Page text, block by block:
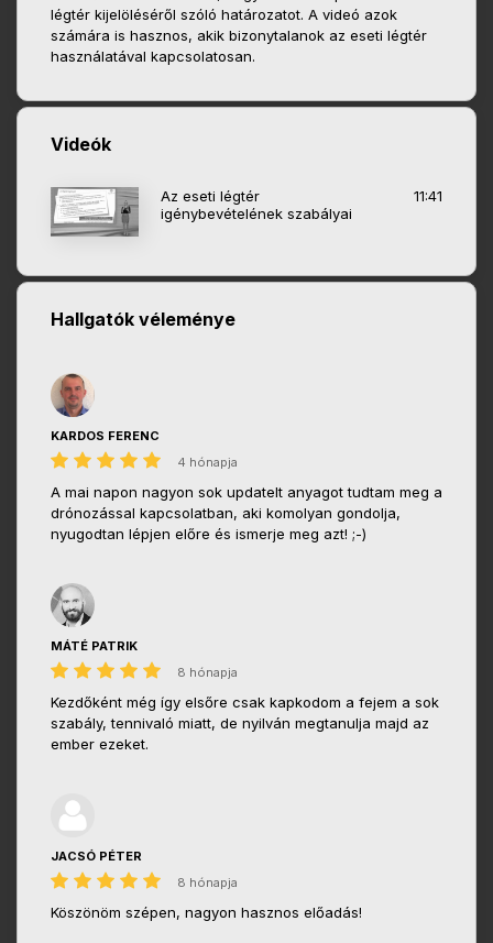
légtér kijelöléséről szóló határozatot. A videó azok
számára is hasznos, akik bizonytalanok az eseti légtér
használatával kapcsolatosan.
Videók
Az eseti légtér
igénybevételének szabályai
11:41
Hallgatók véleménye
KARDOS FERENC
4 hónapja
A mai napon nagyon sok updatelt anyagot tudtam meg a
drónozással kapcsolatban, aki komolyan gondolja,
nyugodtan lépjen előre és ismerje meg azt! ;-)
MÁTÉ PATRIK
8 hónapja
Kezdőként még így elsőre csak kapkodom a fejem a sok
szabály, tennivaló miatt, de nyilván megtanulja majd az
ember ezeket.
JACSÓ PÉTER
8 hónapja
Köszönöm szépen, nagyon hasznos előadás!